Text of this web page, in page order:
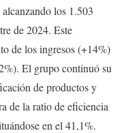
los 1.503
de 2024. Este
de los ingresos (+14%)
El grupo continuó su
de productos y
de la ratio de eficiencia
en el 41,1%.